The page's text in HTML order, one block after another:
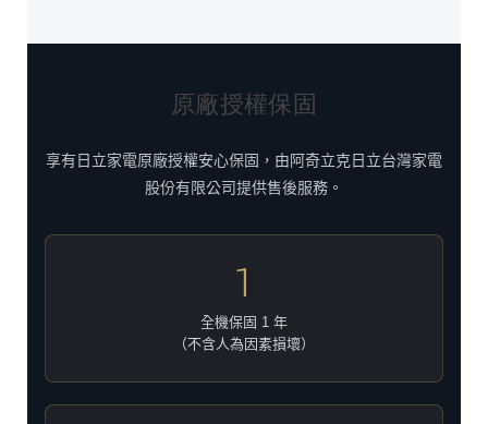
原廠授權保固
享有日立家電原廠授權安心保固，由阿奇立克日立台灣家電
股份有限公司提供售後服務。
1
全機保固 1 年
（不含人為因素損壞）